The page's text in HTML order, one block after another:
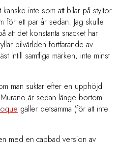
inte som att bilar på styltor
för ett par år sedan. Jag skulle
att det konstanta snacket har
bilvärlden fortfarande av
intill samtliga märken, inte minst
man suktar efter en upphöjd
är sedan länge bortom
gäller detsamma (för att inte
med en cabbad version av